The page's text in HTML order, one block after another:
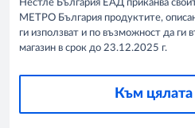
Нестле България ЕАД приканва
МЕТРО България продуктите,
ги използват и по възможност да
магазин в срок до 23.12.2025 г.
Към